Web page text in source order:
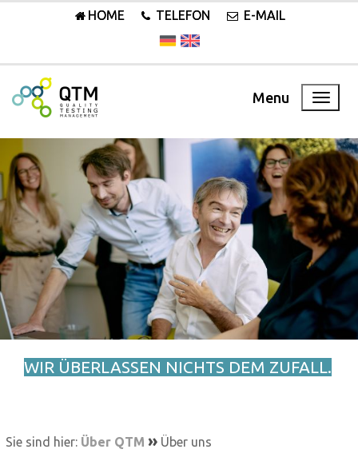
HOME TELEFON E-MAIL
Menu
WIR ÜBERLASSEN NICHTS DEM ZUFALL.
Sie sind hier: Über QTM » Über uns